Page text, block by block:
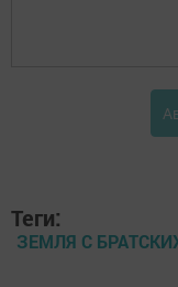
Теги:
ЗЕМЛЯ С